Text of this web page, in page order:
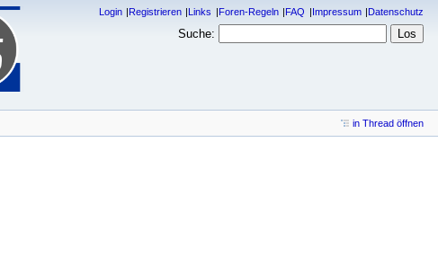
Login Registrieren Links Foren-Regeln FAQ Impressum Datenschutz
Suche:
in Thread öffnen